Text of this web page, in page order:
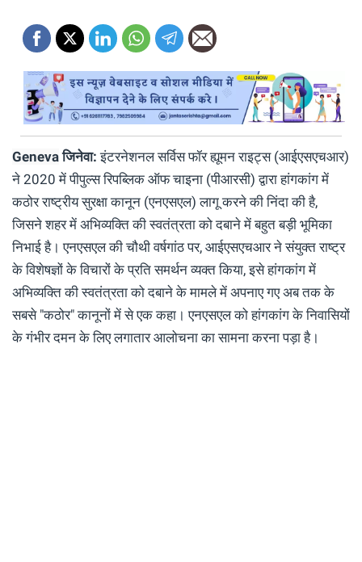
Genevaजिनेवा:इंटरनेशनल सर्विस फॉर ह्यूमन राइट्स (आईएसएचआर)
ने 2020 में पीपुल्स रिपब्लिक ऑफ चाइना (पीआरसी) द्वारा हांगकांग में
कठोर राष्ट्रीय सुरक्षा कानून (एनएसएल) लागू करने की निंदा की है,
जिसने शहर में अभिव्यक्ति की स्वतंत्रता को दबाने में बहुत बड़ी भूमिका
निभाई है। एनएसएल की चौथी वर्षगांठ पर, आईएसएचआर ने संयुक्त राष्ट्र
के विशेषज्ञों के विचारों के प्रति समर्थन व्यक्त किया, इसे हांगकांग में
अभिव्यक्ति की स्वतंत्रता को दबाने के मामले में अपनाए गए अब तक के
सबसे "कठोर" कानूनों में से एक कहा। एनएसएल को हांगकांग के निवासियों
के गंभीर दमन के लिए लगातार आलोचना का सामना करना पड़ा है।